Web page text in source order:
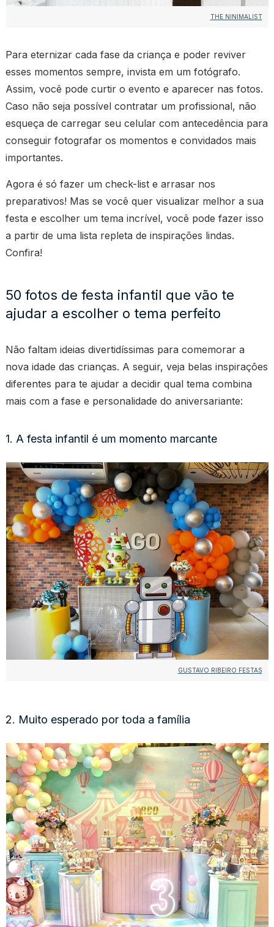
THE NINIMALIST
Para eternizar cada fase da criança e poder reviver
esses momentos sempre, invista em um fotógrafo.
Assim, você pode curtir o evento e aparecer nas fotos.
Caso não seja possível contratar um profissional, não
esqueça de carregar seu celular com antecedência para
conseguir fotografar os momentos e convidados mais
importantes.
Agora é só fazer um check-list e arrasar nos
preparativos! Mas se você quer visualizar melhor a sua
festa e escolher um tema incrível, você pode fazer isso
a partir de uma lista repleta de inspirações lindas.
Confira!
50 fotos de festa infantil que vão te
ajudar a escolher o tema perfeito
Não faltam ideias divertidíssimas para comemorar a
nova idade das crianças. A seguir, veja belas inspirações
diferentes para te ajudar a decidir qual tema combina
mais com a fase e personalidade do aniversariante:
1. A festa infantil é um momento marcante
GUSTAVO RIBEIRO FESTAS
2. Muito esperado por toda a família